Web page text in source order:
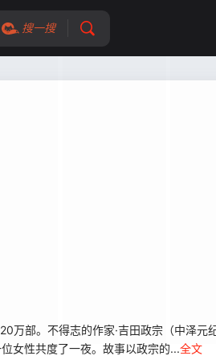
搜一搜
万部。不得志的作家·吉田政宗（中泽
女性共度了一夜。故事以政宗的...全文